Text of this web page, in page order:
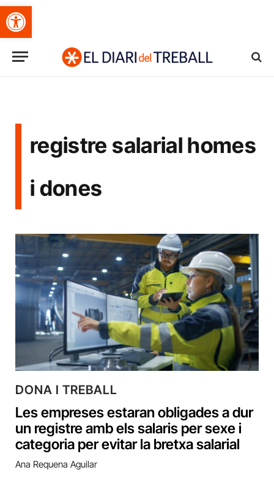
Obre la barra d'eines
registre salarial homes
i dones
DONA I TREBALL
Les empreses estaran obligades a dur
un registre amb els salaris per sexe i
categoria per evitar la bretxa salarial
Ana Requena Aguilar